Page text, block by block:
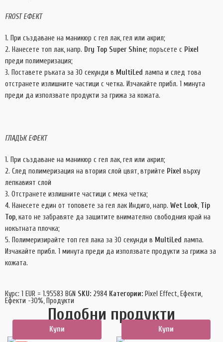
FROST ЕФЕКТ
При създаване на маникюр с гел лак, гел или акрил;
Нанесете топ лак, напр. Dry Top Super Shine; поръсете с Pixel
преди полимеризация;
Поставете ръката за 30 секунди в MultiLed лампа и след това
отстранете излишните частици с четка. Изчакайте прибл. 1 минута
преди да използвате продукти за грижа за кожата.
ГЛАДЪК ЕФЕКТ
При създаване на маникюр с гел лак, гел или акрил;
След полимеризация на втория слой цвят, втрийте Pixel върху
лепкавият слой
Отстранете излишните частици с мека четка;
Нанесете един от топовете за гел лак Индиго, напр. Wet Look, Tip
Top, като не забравяте да защитите внимателно свободния край на
нокътната плочка;
Полимеризирайте топ гел лака за 30 секунди в MultiLed лампа.
Изчакайте прибл. 1 минута преди да използвате продукти за грижа за
кожата.
Курс: 1 EUR = 1.95583 BGN SKU: 2984 Категории: Pixel Effect, Ефекти,
Ефекти -30%, Продукти
Подобни продукти
Купи Купи